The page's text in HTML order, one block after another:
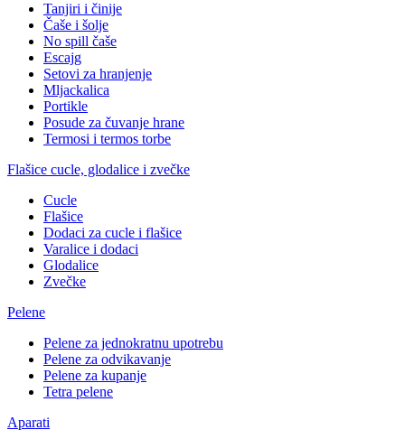
Tanjiri i činije
Čaše i šolje
No spill čaše
Escajg
Setovi za hranjenje
Mljackalica
Portikle
Posude za čuvanje hrane
Termosi i termos torbe
Flašice cucle, glodalice i zvečke
Cucle
Flašice
Dodaci za cucle i flašice
Varalice i dodaci
Glodalice
Zvečke
Pelene
Pelene za jednokratnu upotrebu
Pelene za odvikavanje
Pelene za kupanje
Tetra pelene
Aparati